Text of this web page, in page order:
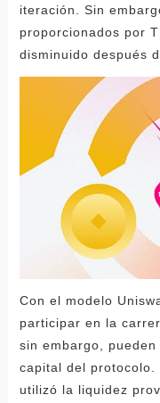
iteración. Sin
proporcionados por
disminuido después
Con el modelo
participar en la
sin embargo,
capital del protocolo.
utilizó la liquidez